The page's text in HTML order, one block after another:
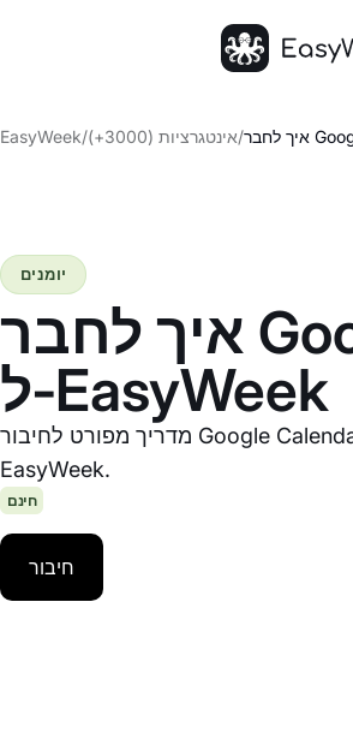
EasyWeek/ אינטגרציות (3000+)/
איך לחבר Google Calendar
ל‑EasyWeek
מדריך מפורט לחיבור Google Calendar integration למערכת אונליין‑זימון
EasyWeek.
יומנים
חינם
חיבור